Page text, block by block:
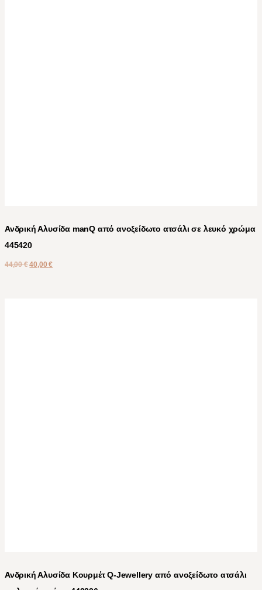
Ανδρική Αλυσίδα manQ από ανοξείδωτο ατσάλι σε λευκό χρώμα
445420
44,00€ 40,00€
Ανδρική Αλυσίδα Κουρμέτ Q-Jewellery από ανοξείδωτο ατσάλι